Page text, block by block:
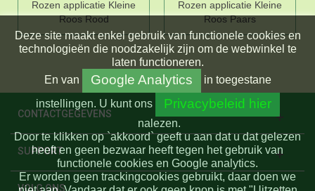
Rozen applicatie Kleine
Roos Rood
Rozen applicatie Kleine
Roos Paars
CONTACTGEGEVENS
SUPPORT
VOLG ONS
Deze site maakt enkel gebruik van functionele cookies en
technologieën die noodzakelijk zijn om de webwinkel te
laten functioneren.
En van Google Analytics
in toegestane
instellingen. U kunt ons Privacybeleid hier
nalezen.
Door te klikken op `akkoord` geeft u aan dat u dat gelezen
heeft en geen bezwaar heeft tegen het gebruik van
functionele cookies en Google analytics.
Er worden geen trackingcookies gebruikt, daar doen we